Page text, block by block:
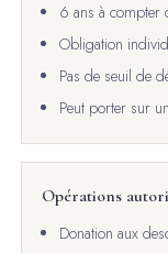
6 ans à compter
Obligation
Pas de seuil de
Peut porter sur
Opérations
Donation aux